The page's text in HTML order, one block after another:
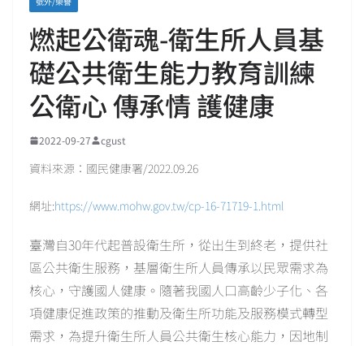
燃起公衛魂-衛生所人員基
礎公共衛生能力教育訓練
公衛心 傳承情 護健康
2022-09-27 cgust
資料來源：國民健康署/2022.09.26
網址:https://www.mohw.gov.tw/cp-16-71719-1.html
臺灣自30年代起普設衛生所，從出生到終老，提供社
區公共衛生服務，基層衛生所人員傳承以民眾需求為
核心，守護國人健康。隨著我國人口高齡少子化、各
項健康促進政策的推動及衛生所功能及服務模式轉型
需求，為提升衛生所人員公共衛生核心能力，因地制